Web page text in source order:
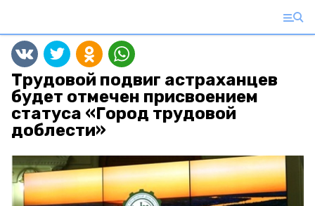
Трудовой подвиг астраханцев
будет отмечен присвоением
статуса «Город трудовой
доблести»